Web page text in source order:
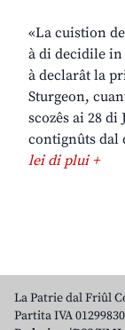
«La cuistion
à di decidile in
à declarât la
Sturgeon,
scozês ai 28 di
contignûts dal
lei di plui +
La Patrie dal Friûl
Partita IVA